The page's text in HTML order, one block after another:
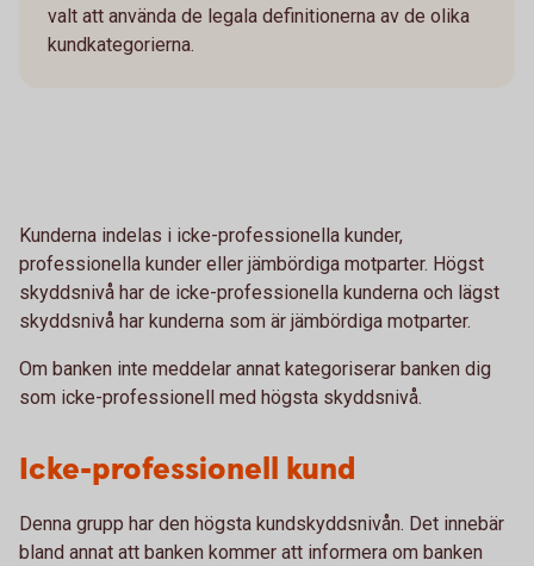
valt att använda de legala definitionerna av de olika
kundkategorierna.
Kunderna indelas i icke-professionella kunder,
professionella kunder eller jämbördiga motparter. Högst
skyddsnivå har de icke-professionella kunderna och lägst
skyddsnivå har kunderna som är jämbördiga motparter.
Om banken inte meddelar annat kategoriserar banken dig
som icke-professionell med högsta skyddsnivå.
Icke-professionell kund
Denna grupp har den högsta kundskyddsnivån. Det innebär
bland annat att banken kommer att informera om banken